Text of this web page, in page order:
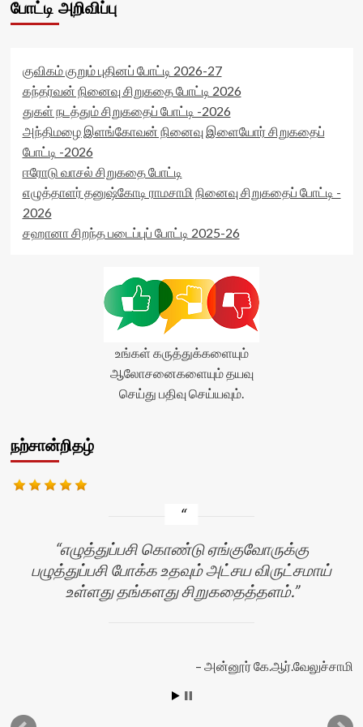
</div>
title-
average'>0
(0)
</span>
</div>
data-
starsize='16'
data-
rater-
postid='11639'
data-
rater-
readonly='true'
data-
readonly-
</div>
average'>0
போட்டி அறிவிப்பு
குவிகம் குறும் புதினப் போட்டி 2026-27
கந்தர்வன் நினைவு சிறுகதை போட்டி 2026
துகள் நடத்தும் சிறுகதைப் போட்டி -2026
அந்திமழை இளங்கோவன் நினைவு இளையோர் சிறுகதைப்
போட்டி -2026
ஈரோடு வாசல் சிறுகதை போட்டி
எழுத்தாளர் தனுஷ்கோடி ராமசாமி நினைவு சிறுகதைப் போட்டி -
2026
சஹானா சிறந்த படைப்புப் போட்டி 2025-26
உங்கள் கருத்துக்களையும்
ஆலோசனைகளையும் தயவு
செய்து பதிவு செய்யவும்.
நற்சான்றிதழ்
எழுத்துப்பசி கொண்டு ஏங்குவோருக்கு
பழுத்துப்பசி போக்க உதவும் அட்சய விருட்சமாய்
உள்ளது தங்களது சிறுகதைத்தளம்.
அன்னூர் கே.ஆர்.வேலுச்சாமி